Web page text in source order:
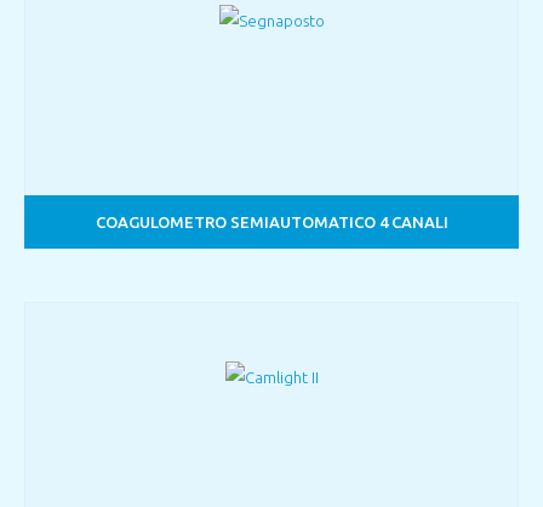
COAGULOMETRO SEMIAUTOMATICO 4 CANALI